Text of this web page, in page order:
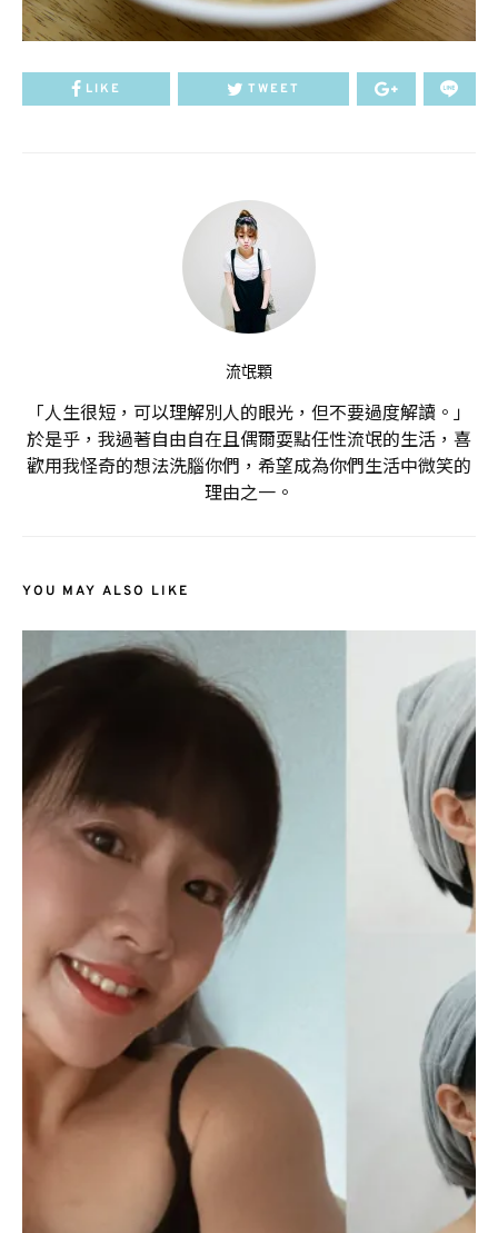
LIKE TWEET
流氓顆
「人生很短，可以理解別人的眼光，但不要過度解讀。」
於是乎，我過著自由自在且偶爾耍點任性流氓的生活，喜
歡用我怪奇的想法洗腦你們，希望成為你們生活中微笑的
理由之一。
YOU MAY ALSO LIKE